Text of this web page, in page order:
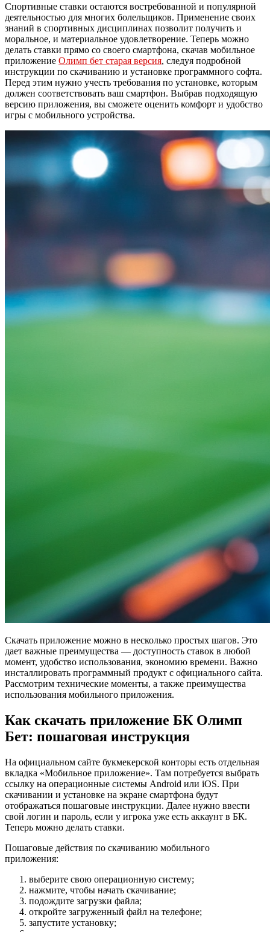
Спортивные ставки остаются востребованной и популярной
деятельностью для многих болельщиков. Применение своих
знаний в спортивных дисциплинах позволит получить и
моральное, и материальное удовлетворение. Теперь можно
делать ставки прямо со своего смартфона, скачав мобильное
приложение Олимп бет старая версия, следуя подробной
инструкции по скачиванию и установке программного софта.
Перед этим нужно учесть требования по установке, которым
должен соответствовать ваш смартфон. Выбрав подходящую
версию приложения, вы сможете оценить комфорт и удобство
игры с мобильного устройства.
Скачать приложение можно в несколько простых шагов. Это
дает важные преимущества — доступность ставок в любой
момент, удобство использования, экономию времени. Важно
инсталлировать программный продукт с официального сайта.
Рассмотрим технические моменты, а также преимущества
использования мобильного приложения.
Как скачать приложение БК Олимп
Бет: пошаговая инструкция
На официальном сайте букмекерской конторы есть отдельная
вкладка «Мобильное приложение». Там потребуется выбрать
ссылку на операционные системы Android или iOS. При
скачивании и установке на экране смартфона будут
отображаться пошаговые инструкции. Далее нужно ввести
свой логин и пароль, если у игрока уже есть аккаунт в БК.
Теперь можно делать ставки.
Пошаговые действия по скачиванию мобильного
приложения:
выберите свою операционную систему;
нажмите, чтобы начать скачивание;
подождите загрузки файла;
откройте загруженный файл на телефоне;
запустите установку;